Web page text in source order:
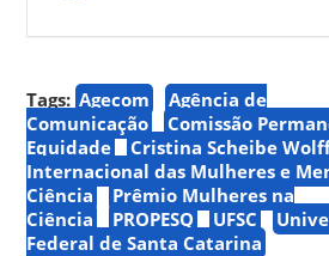
Tags: Agecom
Agência de
Comunicação
Comissão
Equidade
Cristina Scheibe
Internacional das Mulheres e
Ciência
Prêmio Mulheres na
Ciência
PROPESQ UFSC
Federal de Santa Catarina